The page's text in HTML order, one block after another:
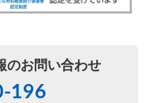
のお問い合わせ
196